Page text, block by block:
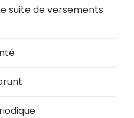
suite de versements